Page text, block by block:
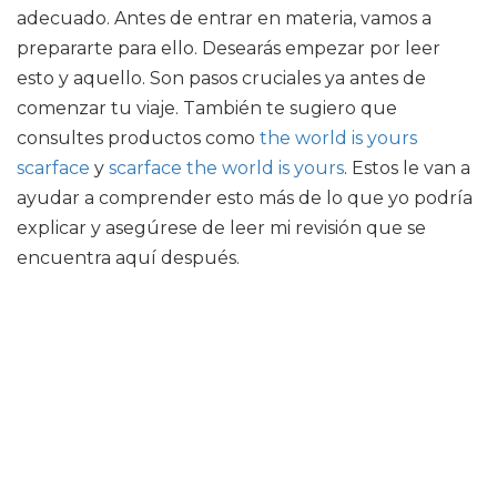
adecuado. Antes de entrar en materia, vamos a
prepararte para ello. Desearás empezar por leer
esto y aquello. Son pasos cruciales ya antes de
comenzar tu viaje. También te sugiero que
consultes productos como the world is yours
scarface y scarface the world is yours. Estos le van a
ayudar a comprender esto más de lo que yo podría
explicar y asegúrese de leer mi revisión que se
encuentra aquí después.